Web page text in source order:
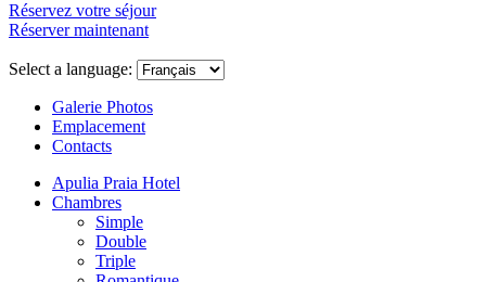
Réservez votre séjour
Réserver maintenant
Select a language:
Galerie Photos
Emplacement
Contacts
Apulia Praia Hotel
Chambres
Simple
Double
Triple